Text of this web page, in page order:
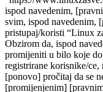
ispod navedenim,
svim, ispod navedenim,
pristupaj/koristi “Linux
Obzirom da, ispod
promijeniti u bilo koje
registrirane korisnike/
[ponovo] pročitaj da se
[promijenjenim]